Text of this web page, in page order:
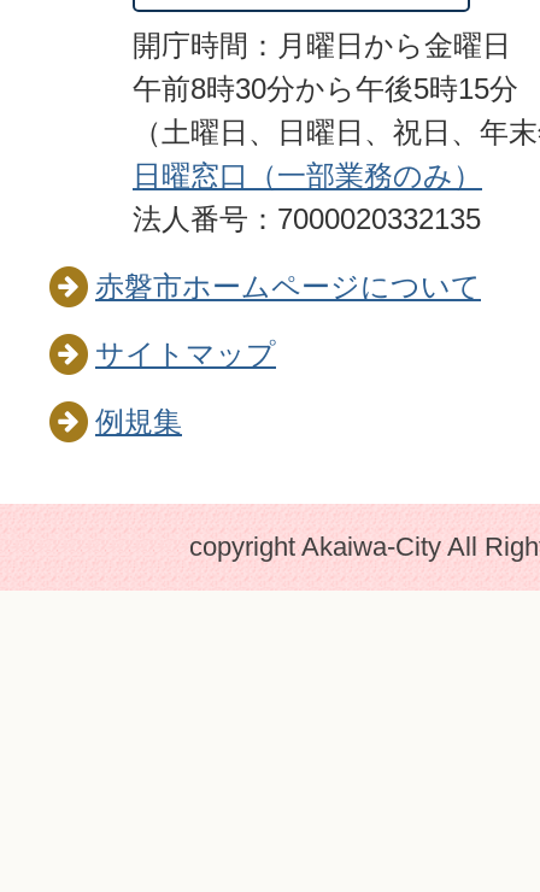
開庁時間：月曜日から金曜日
午前8時30分から午後5時15分
（土曜日、日曜日、祝日、年
日曜窓口（一部業務のみ）
法人番号：7000020332135
赤磐市ホームページについて
サイトマップ
例規集
copyright Akaiwa-City All